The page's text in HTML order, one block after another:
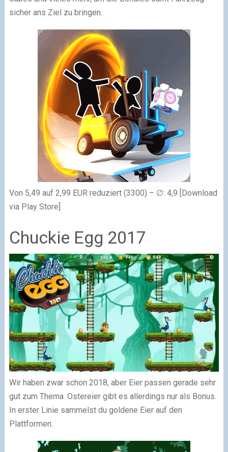
sicher ans Ziel zu bringen.
Von 5,49 auf 2,99 EUR reduziert (3300) – ∅: 4,9 [Download
via Play Store]
Chuckie Egg 2017
Wir haben zwar schon 2018, aber Eier passen gerade sehr
gut zum Thema. Ostereier gibt es allerdings nur als Bonus.
In erster Linie sammelst du goldene Eier auf den
Plattformen.